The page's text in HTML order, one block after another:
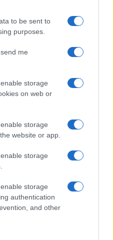
to be sent to
purposes.
me
storage
on web or
storage
website or app.
storage
storage
authentication
and other
seguridad en